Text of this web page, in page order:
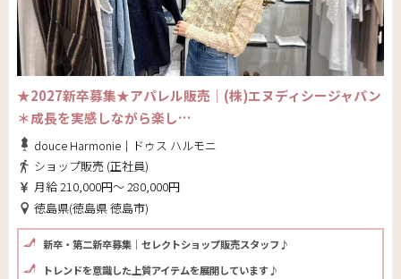
★2027新卒募集★アパレル販売│(株)エヌディシージャパン
＊成長を実感しながら楽し…
douce Harmonie｜ドゥス ハルモニ
ショップ販売 (正社員)
月給 210,000円～ 280,000円
徳島県(徳島県 徳島市)
新卒・第二新卒募集｜セレクトショップ販売スタッフ♪
トレンドを意識した上質アイテムを展開しています♪